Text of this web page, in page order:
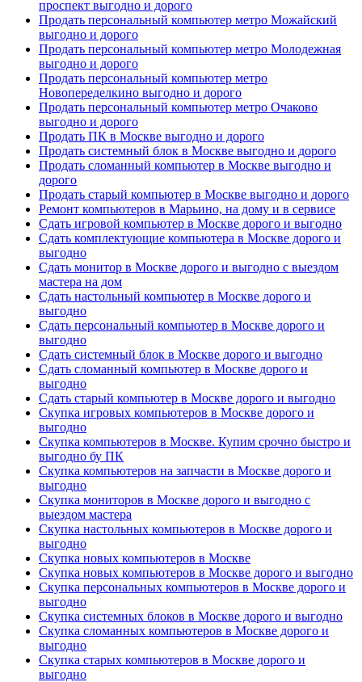
проспект выгодно и дорого
Продать персональный компьютер метро Можайский
выгодно и дорого
Продать персональный компьютер метро Молодежная
выгодно и дорого
Продать персональный компьютер метро
Новопеределкино выгодно и дорого
Продать персональный компьютер метро Очаково
выгодно и дорого
Продать ПК в Москве выгодно и дорого
Продать системный блок в Москве выгодно и дорого
Продать сломанный компьютер в Москве выгодно и
дорого
Продать старый компьютер в Москве выгодно и дорого
Ремонт компьютеров в Марьино, на дому и в сервисе
Сдать игровой компьютер в Москве дорого и выгодно
Сдать комплектующие компьютера в Москве дорого и
выгодно
Сдать монитор в Москве дорого и выгодно с выездом
мастера на дом
Сдать настольный компьютер в Москве дорого и
выгодно
Сдать персональный компьютер в Москве дорого и
выгодно
Сдать системный блок в Москве дорого и выгодно
Сдать сломанный компьютер в Москве дорого и
выгодно
Сдать старый компьютер в Москве дорого и выгодно
Скупка игровых компьютеров в Москве дорого и
выгодно
Скупка компьютеров в Москве. Купим срочно быстро и
выгодно бу ПК
Скупка компьютеров на запчасти в Москве дорого и
выгодно
Скупка мониторов в Москве дорого и выгодно с
выездом мастера
Скупка настольных компьютеров в Москве дорого и
выгодно
Скупка новых компьютеров в Москве
Скупка новых компьютеров в Москве дорого и выгодно
Скупка персональных компьютеров в Москве дорого и
выгодно
Скупка системных блоков в Москве дорого и выгодно
Скупка сломанных компьютеров в Москве дорого и
выгодно
Скупка старых компьютеров в Москве дорого и
выгодно